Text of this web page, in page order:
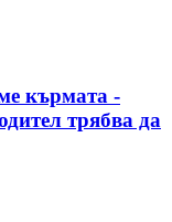
кърмата -
трябва да